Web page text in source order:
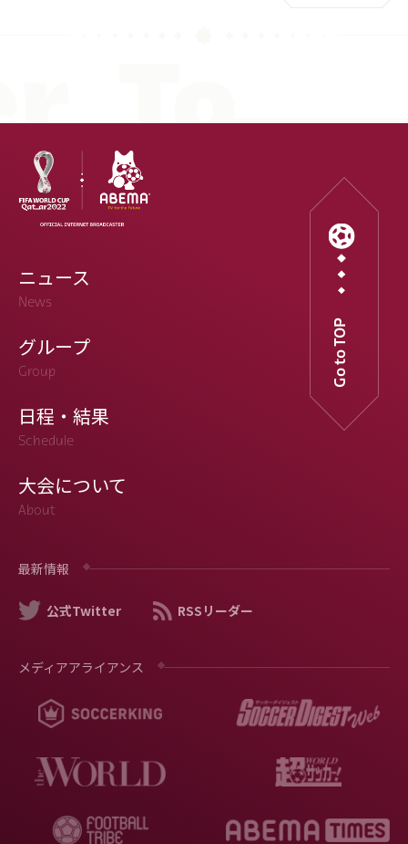
ニュース
News
グループ
Group
日程・結果
Schedule
大会について
About
最新情報
公式Twitter RSSリーダー
メディアアライアンス
Go to TOP